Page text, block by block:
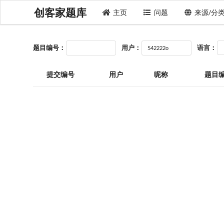
创客家题库 主页 问题 来源/分
题目编号： 用户： 语言：
提交编号 用户 昵称 题目